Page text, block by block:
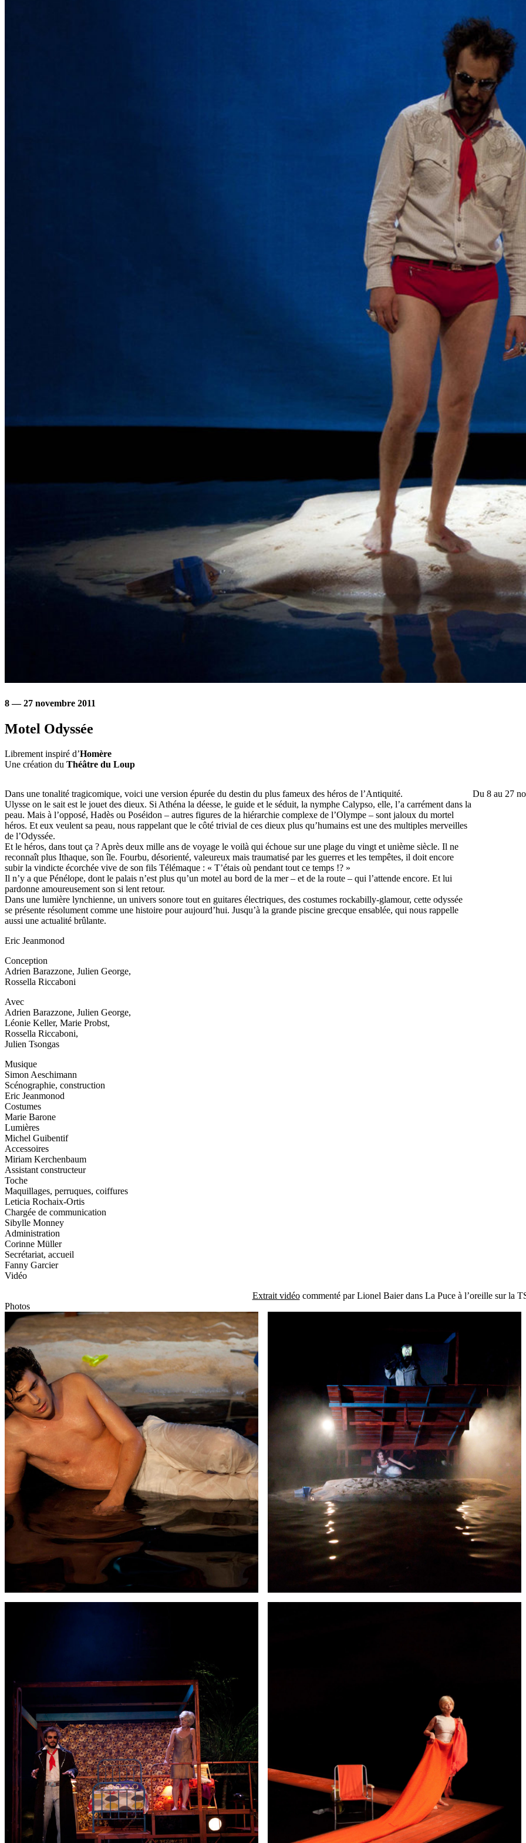
8 — 27 novembre 2011
Motel Odyssée
Librement inspiré d’Homère
Une création du Théâtre du Loup
Dans une tonalité tragicomique, voici une version épurée du destin du plus fameux des héros de l’Antiquité.
Ulysse on le sait est le jouet des dieux. Si Athéna la déesse, le guide et le séduit, la nymphe Calypso, elle, l’a carrément dans la
peau. Mais à l’opposé, Hadès ou Poséidon – autres figures de la hiérarchie complexe de l’Olympe – sont jaloux du mortel
héros. Et eux veulent sa peau, nous rappelant que le côté trivial de ces dieux plus qu’humains est une des multiples merveilles
de l’Odyssée.
Et le héros, dans tout ça ? Après deux mille ans de voyage le voilà qui échoue sur une plage du vingt et unième siècle. Il ne
reconnaît plus Ithaque, son île. Fourbu, désorienté, valeureux mais traumatisé par les guerres et les tempêtes, il doit encore
subir la vindicte écorchée vive de son fils Télémaque : « T’étais où pendant tout ce temps !? »
Il n’y a que Pénélope, dont le palais n’est plus qu’un motel au bord de la mer – et de la route – qui l’attende encore. Et lui
pardonne amoureusement son si lent retour.
Dans une lumière lynchienne, un univers sonore tout en guitares électriques, des costumes rockabilly-glamour, cette odyssée
se présente résolument comme une histoire pour aujourd’hui. Jusqu’à la grande piscine grecque ensablée, qui nous rappelle
aussi une actualité brûlante.
Eric Jeanmonod
Conception
Adrien Barazzone, Julien George,
Rossella Riccaboni
Avec
Adrien Barazzone, Julien George,
Léonie Keller, Marie Probst,
Rossella Riccaboni,
Julien Tsongas
Musique
Simon Aeschimann
Scénographie, construction
Eric Jeanmonod
Costumes
Marie Barone
Lumières
Michel Guibentif
Accessoires
Miriam Kerchenbaum
Assistant constructeur
Toche
Maquillages, perruques, coiffures
Leticia Rochaix-Ortis
Chargée de communication
Sibylle Monney
Administration
Corinne Müller
Secrétariat, accueil
Fanny Garcier
Du 8 au 27
Vidéo
Extrait vidéocommenté par Lionel Baier dans La Puce à l’oreille sur la
Photos